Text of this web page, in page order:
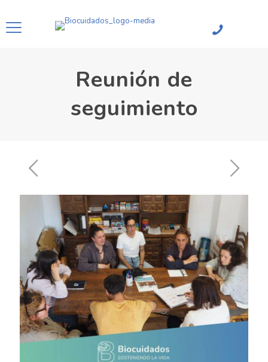
Reunión de
seguimiento